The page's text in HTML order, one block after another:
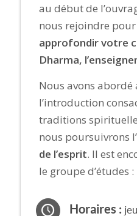
au début de
nous rejoindre pour
approfondir votre
Dharma,
Nous avons abordé
l’introduction
traditions
nous poursuivrons
de l’esprit. Il est
le groupe d’études :
Horaires :